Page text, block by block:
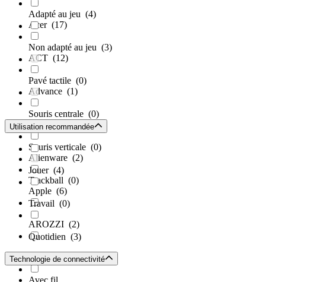
Acer (17)
ACT (12)
Advance (1)
Ajazz(1)
Alienware (2)
Apple (6)
AROZZI (2)
Art(1)
Adapté au jeu (4)
Non adapté au jeu (3)
Pavé tactile (0)
Souris centrale (0)
Souris verticale (0)
Trackball (0)
Utilisation recommandée
Jouer (4)
Travail (0)
Quotidien (3)
Technologie de connectivité